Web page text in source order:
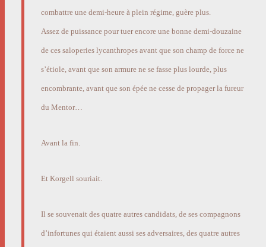
combattre une demi-heure à plein régime, guère plus.
Assez de puissance pour tuer encore une bonne demi-douzaine
de ces saloperies lycanthropes avant que son champ de force ne
s’étiole, avant que son armure ne se fasse plus lourde, plus
encombrante, avant que son épée ne cesse de propager la fureur
du Mentor…
Avant la fin.
Et Korgell souriait.
Il se souvenait des quatre autres candidats, de ses compagnons
d’infortunes qui étaient aussi ses adversaires, des quatre autres